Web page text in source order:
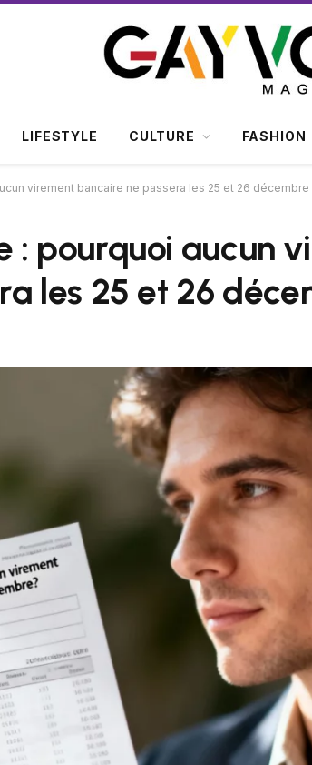
LIFESTYLE CULTURE FASHION
virement bancaire ne passera les 25 et 26 décembre
: pourquoi aucun
les 25 et 26